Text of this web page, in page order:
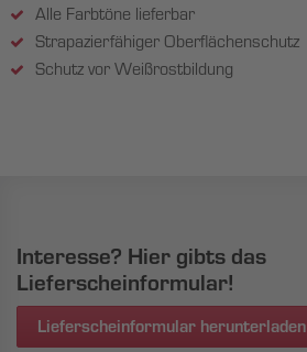
Alle Farbtöne lieferbar
Strapazierfähiger Oberflächenschutz
Schutz vor Weißrostbildung
Interesse? Hier gibts das
Lieferscheinformular!
Lieferscheinformular herunterladen